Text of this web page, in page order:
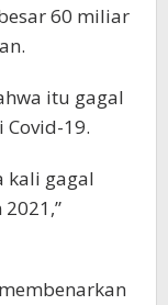
60 miliar
itu gagal
19.
kali gagal